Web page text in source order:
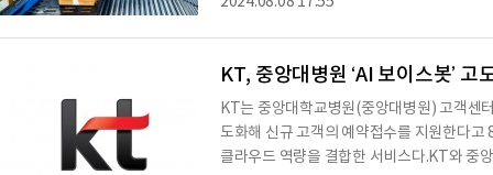
랜드들이다. ㈜한진은 이번 설비투자를 통
확보해 총 2400만 박스 규모로 기존 48%
신
KT, 중앙대병원 ‘AI 보이스봇’
KT는 중앙대학교병원(중앙대병원) 고객센
도화해 신규 고객의 예약접수를 지원한다
클라우드 역량을 결합한 서비스다.KT와 중